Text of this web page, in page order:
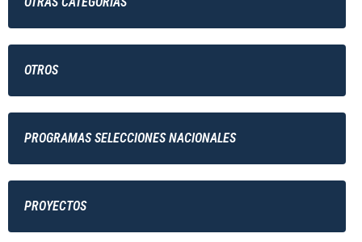
OTROS
PROGRAMAS SELECCIONES NACIONALES
PROYECTOS